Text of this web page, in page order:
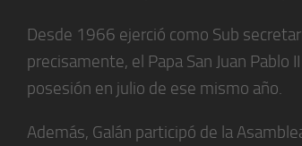
Desde 1966 ejerció como Sub
precisamente, el Papa San Juan
posesión en julio de ese mismo año.
Además, Galán participó de la